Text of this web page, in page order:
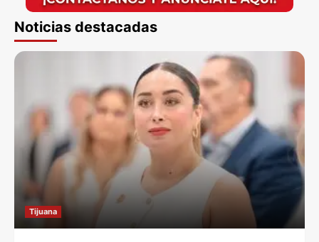
Noticias destacadas
Tijuana